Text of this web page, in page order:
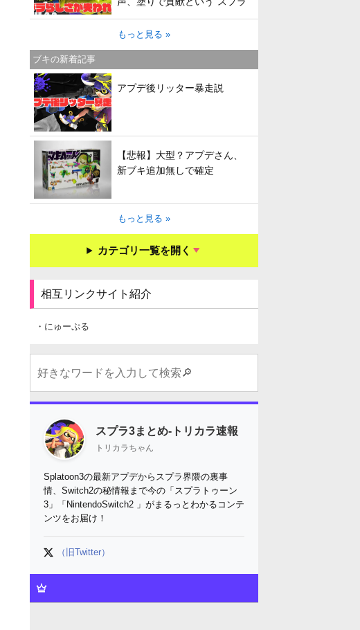
らしさ”は失われてしまうのか
もっと見る »
ブキの新着記事
アプデ後リッター暴走説
【悲報】大型？アプデさん、
新ブキ追加無しで確定
もっと見る »
カテゴリ一覧を開く
相互リンクサイト紹介
・にゅーぷる
スプラ3まとめ-トリカラ速報
トリカラちゃん
Splatoon3の最新アプデからスプラ界隈の裏事
情、Switch2の秘情報まで今の「スプラトゥーン
3」「NintendoSwitch2 」がまるっとわかるコンテ
ンツをお届け！
（旧Twitter）